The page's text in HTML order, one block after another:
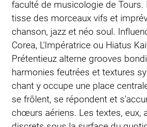
faculté de musicologie de Tours.
tisse des morceaux vifs et
chanson, jazz et néo soul.
Corea, L'Impératrice ou Hiatus
Prétentieuz alterne grooves
harmonies feutrées et textures
chant y occupe une place
se frôlent, se répondent et
chœurs aériens. Les textes, eux,